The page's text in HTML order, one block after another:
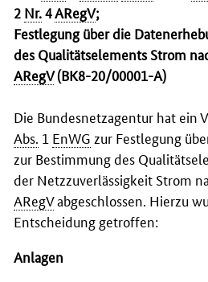
2 Nr.4ARegV;
Festlegung über die
des Qualitätselements Strom
ARegV(BK8-20/00001-A)
Die Bundesnetzagentur hat ein
Abs. 1 EnWG zur Festlegung
zur Bestimmung des
der Netzzuverlässigkeit Strom
ARegVabgeschlossen. Hierzu
Entscheidung getroffen:
Anlagen